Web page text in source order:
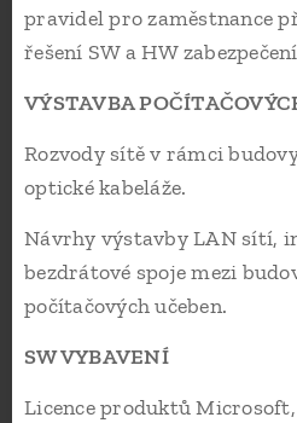
pravidel pro zaměstnance
řešení SW a HW
VÝSTAVBA
Rozvody sítě v rámci
optické kabeláže.
Návrhy výstavby LAN sítí,
bezdrátové spoje mezi
počítačových učeben.
SW VYBAVENÍ
Licence produktů